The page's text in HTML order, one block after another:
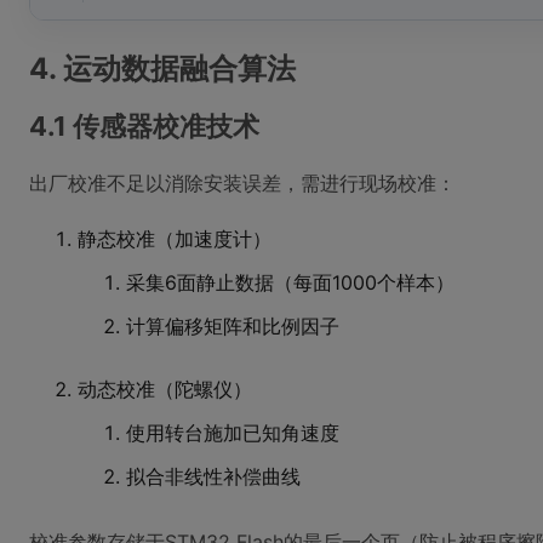
4. 运动数据融合算法
4.1 传感器校准技术
出厂校准不足以消除安装误差，需进行现场校准：
静态校准（加速度计）
采集6面静止数据（每面1000个样本）
计算偏移矩阵和比例因子
动态校准（陀螺仪）
使用转台施加已知角速度
拟合非线性补偿曲线